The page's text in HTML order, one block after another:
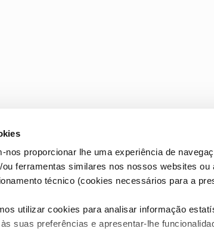
nos proporcionar lhe uma experiência de
ferramentas similares nos nossos websites ou
técnico (cookies necessários para a
utilizar cookies para analisar informação
suas preferências e apresentar-lhe